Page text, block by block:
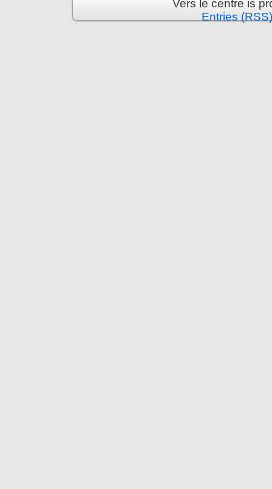
Vers le centre is
Entries (RSS)